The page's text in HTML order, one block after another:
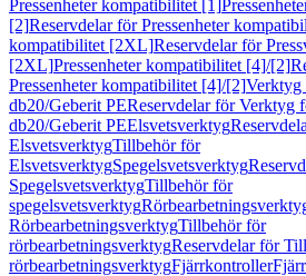
Pressenheter kompatibilitet [1]
[2]Reservdelar för Pressenheter
kompatibilitet [2XL]Reservdelar för
[2XL]Pressenheter kompatibilitet [4]/[2]
Pressenheter kompatibilitet [4]/[2]Verktyg
db20/Geberit PEReservdelar för Verktyg
db20/Geberit PEElsvetsverktyg
ElsvetsverktygTillbehör för
ElsvetsverktygSpegelsvetsverktyg
SpegelsvetsverktygTillbehör för
spegelsvetsverktyg
RörbearbetningsverktygTillbehör för
rörbearbetningsverktygReservdelar för
rörbearbetningsverktygFjärrkontroller